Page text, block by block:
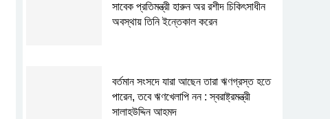
সাবেক প্রতিমন্ত্রী হারুন অর রশীদ চিকিৎসাধীন
অবস্থায় তিনি ইন্তেকাল করেন
বর্তমান সংসদে যারা আছেন তারা ঋণগ্রস্ত হতে
পারেন, তবে ঋণখেলাপি নন : স্বরাষ্ট্রমন্ত্রী
সালাহউদ্দিন আহমদ